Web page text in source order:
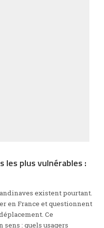
les plus vulnérables :
existent pourtant.
en France et questionnent
Ce
: quels usagers